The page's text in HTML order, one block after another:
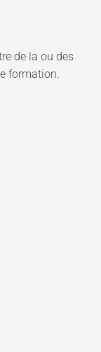
de la ou des
formation.